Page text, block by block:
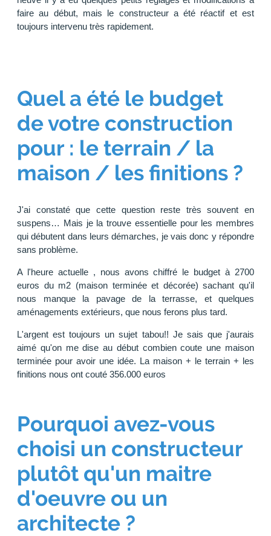
faire au début, mais le constructeur a été réactif et est
toujours intervenu très rapidement.
Quel a été le budget
de votre construction
pour : le terrain / la
maison / les finitions ?
J'ai constaté que cette question reste très souvent en
suspens… Mais je la trouve essentielle pour les membres
qui débutent dans leurs démarches, je vais donc y répondre
sans problème.
A l'heure actuelle , nous avons chiffré le budget à 2700
euros du m2 (maison terminée et décorée) sachant qu'il
nous manque la pavage de la terrasse, et quelques
aménagements extérieurs, que nous ferons plus tard.
L'argent est toujours un sujet tabou!! Je sais que j'aurais
aimé qu'on me dise au début combien coute une maison
terminée pour avoir une idée. La maison + le terrain + les
finitions nous ont couté 356.000 euros
Pourquoi avez-vous
choisi un constructeur
plutôt qu'un maitre
d'oeuvre ou un
architecte ?